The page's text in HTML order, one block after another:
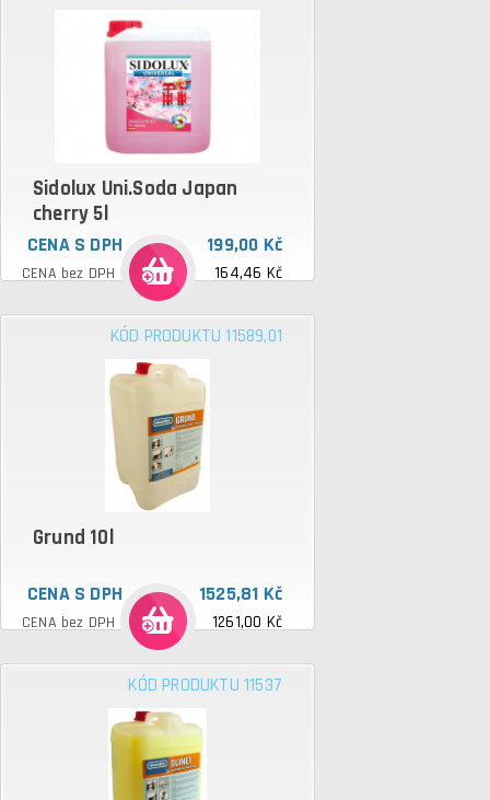
Sidolux Uni.Soda Japan
cherry 5l
CENA S DPH 199,00 Kč
CENA bez DPH 164,46 Kč
KÓD PRODUKTU 11589,01
Grund 10l
CENA S DPH 1525,81 Kč
CENA bez DPH 1261,00 Kč
KÓD PRODUKTU 11537